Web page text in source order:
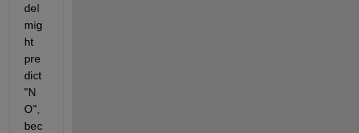
del
mig
ht
pre
dict
"N
O",
bec